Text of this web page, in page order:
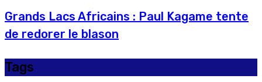
Grands Lacs Africains : Paul Kagame tente
de redorer le blason
Tags